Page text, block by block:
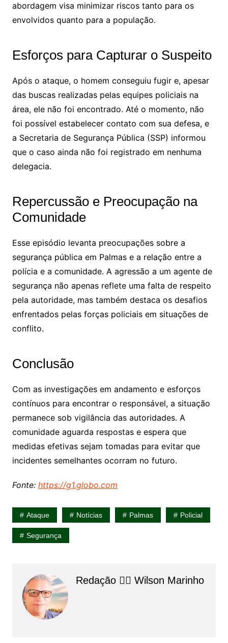
abordagem visa minimizar riscos tanto para os
envolvidos quanto para a população.
Esforços para Capturar o Suspeito
Após o ataque, o homem conseguiu fugir e, apesar
das buscas realizadas pelas equipes policiais na
área, ele não foi encontrado. Até o momento, não
foi possível estabelecer contato com sua defesa, e
a Secretaria de Segurança Pública (SSP) informou
que o caso ainda não foi registrado em nenhuma
delegacia.
Repercussão e Preocupação na
Comunidade
Esse episódio levanta preocupações sobre a
segurança pública em Palmas e a relação entre a
polícia e a comunidade. A agressão a um agente de
segurança não apenas reflete uma falta de respeito
pela autoridade, mas também destaca os desafios
enfrentados pelas forças policiais em situações de
conflito.
Conclusão
Com as investigações em andamento e esforços
contínuos para encontrar o responsável, a situação
permanece sob vigilância das autoridades. A
comunidade aguarda respostas e espera que
medidas efetivas sejam tomadas para evitar que
incidentes semelhantes ocorram no futuro.
Fonte: https://g1.globo.com
Ataque Notícias Palmas Policial
Segurança
Redação 👨‍⚖️​ Wilson Marinho